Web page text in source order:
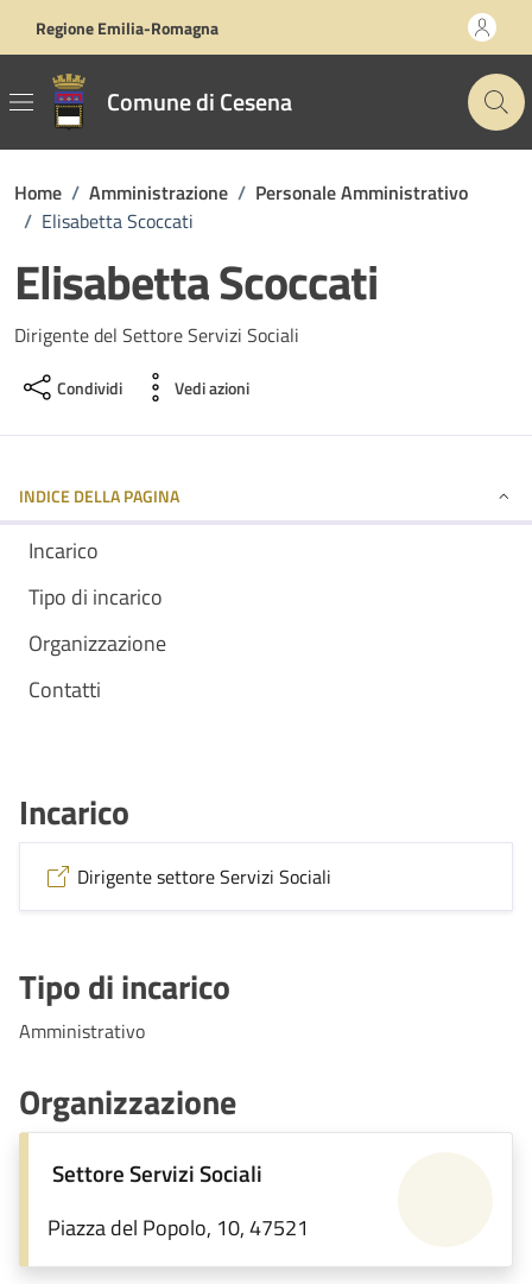
Regione Emilia-Romagna
Comune di Cesena
Home / Amministrazione / Personale Amministrativo
/ Elisabetta Scoccati
Elisabetta Scoccati
Dirigente del Settore Servizi Sociali
Condividi Vedi azioni
INDICE DELLA PAGINA
Incarico
Tipo di incarico
Organizzazione
Contatti
Incarico
Dirigente settore Servizi Sociali
Tipo di incarico
Amministrativo
Organizzazione
Settore Servizi Sociali
Piazza del Popolo, 10, 47521